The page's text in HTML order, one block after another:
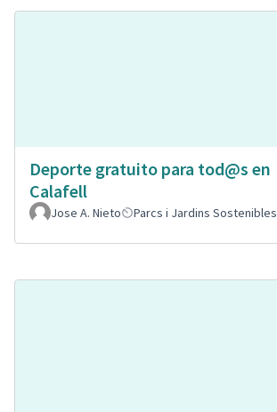
Deporte gratuito para tod@s en
Calafell
Jose A. Nieto Parcs i Jardins Sostenibles